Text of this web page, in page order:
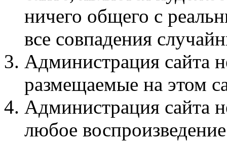
ничего общего с
все совпадения
Администрация сайта
размещаемые на этом
Администрация сайта
любое